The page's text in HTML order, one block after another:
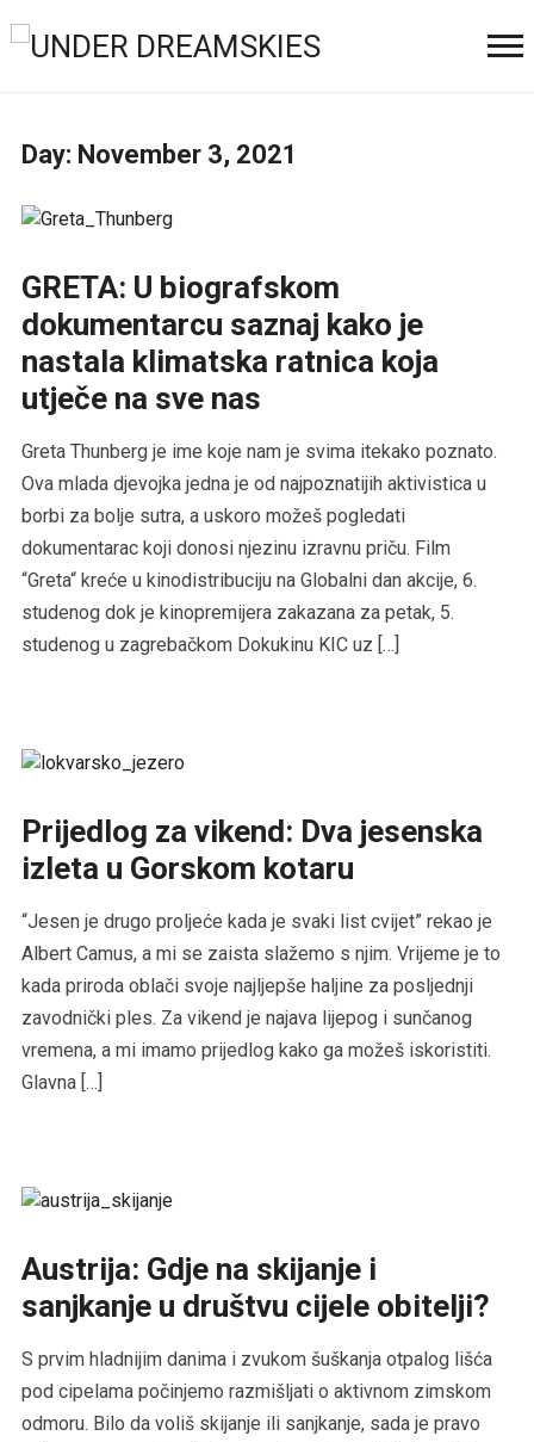
Day: November 3, 2021
GRETA: U biografskom
dokumentarcu saznaj kako je
nastala klimatska ratnica koja
utječe na sve nas
Greta Thunberg je ime koje nam je svima itekako poznato.
Ova mlada djevojka jedna je od najpoznatijih aktivistica u
borbi za bolje sutra, a uskoro možeš pogledati
dokumentarac koji donosi njezinu izravnu priču. Film
“Greta“ kreće u kinodistribuciju na Globalni dan akcije, 6.
studenog dok je kinopremijera zakazana za petak, 5.
studenog u zagrebačkom Dokukinu KIC uz […]
Prijedlog za vikend: Dva jesenska
izleta u Gorskom kotaru
“Jesen je drugo proljeće kada je svaki list cvijet” rekao je
Albert Camus, a mi se zaista slažemo s njim. Vrijeme je to
kada priroda oblači svoje najljepše haljine za posljednji
zavodnički ples. Za vikend je najava lijepog i sunčanog
vremena, a mi imamo prijedlog kako ga možeš iskoristiti.
Glavna […]
Austrija: Gdje na skijanje i
sanjkanje u društvu cijele obitelji?
S prvim hladnijim danima i zvukom šuškanja otpalog lišća
pod cipelama počinjemo razmišljati o aktivnom zimskom
odmoru. Bilo da voliš skijanje ili sanjkanje, sada je pravo